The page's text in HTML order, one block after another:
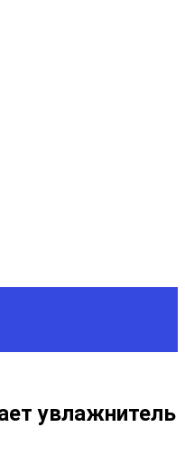
увлажнитель